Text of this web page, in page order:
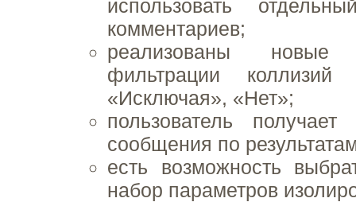
использовать
комментариев;
реализованы
фильтрации коллизий
«Исключая», «Нет»;
пользователь получает
сообщения по
есть возможность
набор параметров